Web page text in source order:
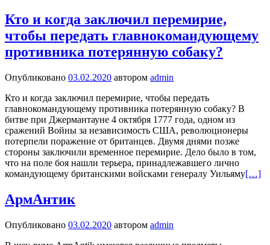
Кто и когда заключил перемирие,
чтобы передать главнокомандующему
противника потерянную собаку?
Опубликовано 03.02.2020 автором admin
Кто и когда заключил перемирие, чтобы передать
главнокомандующему противника потерянную собаку? В
битве при Джермантауне 4 октября 1777 года, одном из
сражений Войны за независимость США, революционеры
потерпели поражение от британцев. Двумя днями позже
стороны заключили временное перемирие. Дело было в том,
что на поле боя нашли терьера, принадлежавшего лично
командующему британскими войсками генералу Уильяму[…]
АрмАнтик
Опубликовано 03.02.2020 автором admin